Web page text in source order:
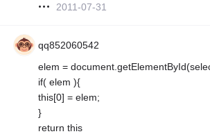
2011-07-31
qq852060542
elem =
if( elem ){
this[0] = elem;
}
return this